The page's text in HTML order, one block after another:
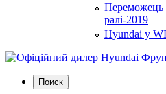
Переможець
ралі-2019
Hyundai у
Поиск